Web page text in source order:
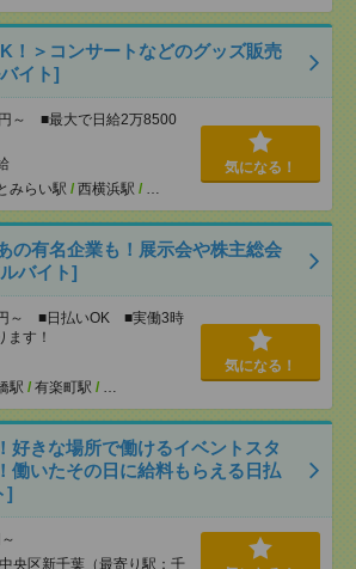
！＞コンサートなどのグッズ販売
イト]
～ ■最大で日給2万8500
みらい駅 / 西横浜駅 / …
気になる！
の有名企業も！展示会や株主総会
バイト]
～ ■日払いOK ■実働3時
ます！
駅 / 有楽町駅 / …
気になる！
好きな場所で働けるイベントスタ
働いたその日に給料もらえる日払
]
央区新千葉（最寄り駅：千